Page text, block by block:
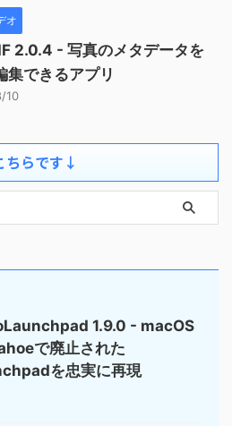
オ
2.0.4 - 写真のメタデータを
集できるアプリ
10
ちらです↓
1.9.0 - macOS
で廃止された
を忠実に再現